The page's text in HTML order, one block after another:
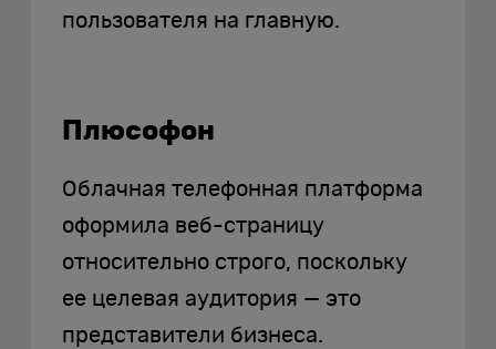
пользователя на главную.
Плюсофон
Облачная телефонная платформа
оформила веб-страницу
относительно строго, поскольку
ее целевая аудитория — это
представители бизнеса.